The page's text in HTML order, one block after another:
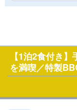
【1泊2食付き
を満喫／特製